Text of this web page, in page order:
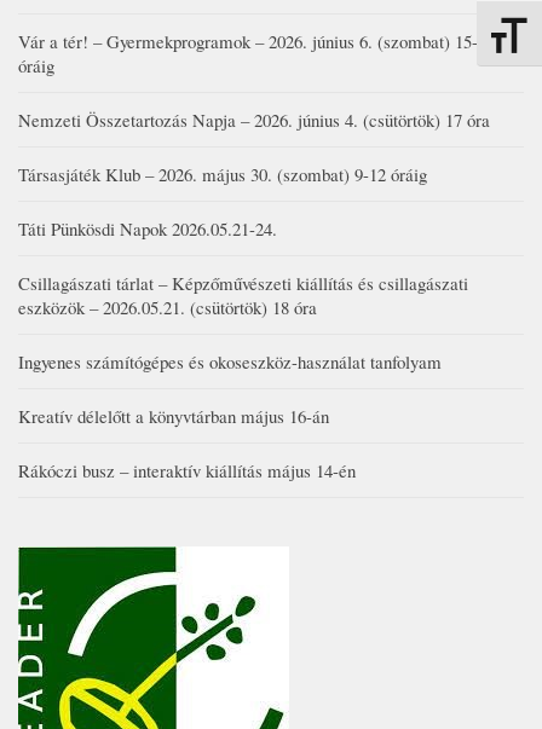
Vár a tér! – Gyermekprogramok – 2026. június 6. (szombat) 15-19
óráig
Nemzeti Összetartozás Napja – 2026. június 4. (csütörtök) 17 óra
Társasjáték Klub – 2026. május 30. (szombat) 9-12 óráig
Táti Pünkösdi Napok 2026.05.21-24.
Csillagászati tárlat – Képzőművészeti kiállítás és csillagászati
eszközök – 2026.05.21. (csütörtök) 18 óra
Ingyenes számítógépes és okoseszköz-használat tanfolyam
Kreatív délelőtt a könyvtárban május 16-án
Rákóczi busz – interaktív kiállítás május 14-én